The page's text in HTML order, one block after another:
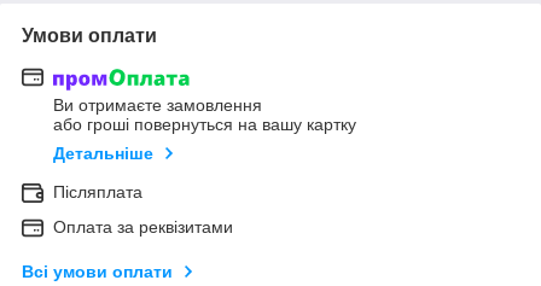
Умови оплати
Ви отримаєте замовлення
або гроші повернуться на вашу картку
Детальніше
Післяплата
Оплата за реквізитами
Всі умови оплати